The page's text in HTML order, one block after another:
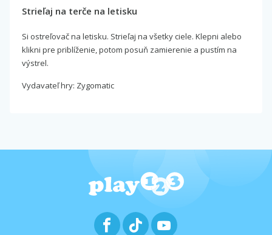
Strieľaj na terče na letisku
Si ostreľovač na letisku. Strieľaj na všetky ciele. Klepni alebo
klikni pre priblíženie, potom posuň zamierenie a pustím na
výstrel.
Vydavateľ hry: Zygomatic